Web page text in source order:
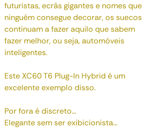
futuristas, ecrãs gigantes e nomes que
ninguém consegue decorar, os suecos
continuam a fazer aquilo que sabem
fazer melhor, ou seja, automóveis
inteligentes.
Este XC60 T6 Plug-In Hybrid é um
excelente exemplo disso.
Por fora é discreto...
Elegante sem ser exibicionista...